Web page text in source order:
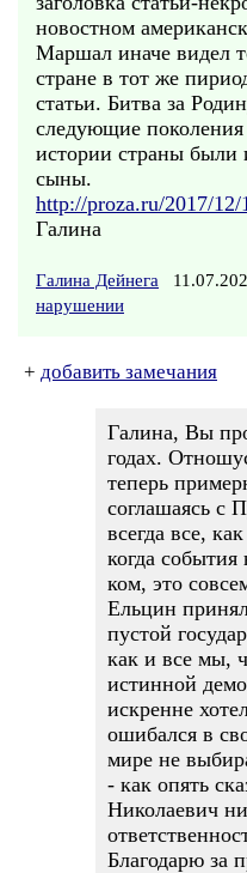
новостном
Маршал иначе видел
стране в тот же
статьи. Битва за
следующие
истории страны
сыны.
http://proza.ru/2017/12/
Галина
Галина Дейнега
нарушении
+ добавить замечания
Галина, Вы
годах.
теперь
соглашаясь с
всегда все,
когда
ком, это
Ельцин
пустой
как и все мы,
истинной
искренне
ошибался в
мире не
- как опять
Николаевич
Благодарю за